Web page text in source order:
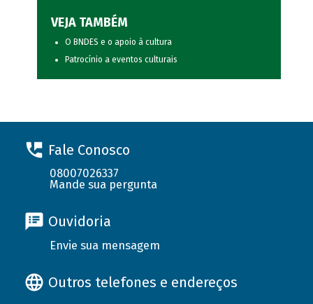
VEJA TAMBÉM
O BNDES e o apoio à cultura
Patrocínio a eventos culturais
Fale Conosco
08007026337
Mande sua pergunta
Ouvidoria
Envie sua mensagem
Outros telefones e endereços